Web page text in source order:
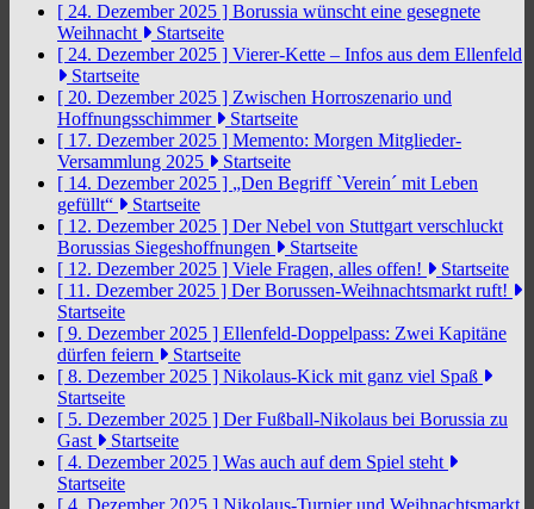
[ 24. Dezember 2025 ] Borussia wünscht eine gesegnete
Weihnacht
Startseite
[ 24. Dezember 2025 ] Vierer-Kette – Infos aus dem Ellenfeld
Startseite
[ 20. Dezember 2025 ] Zwischen Horroszenario und
Hoffnungsschimmer
Startseite
[ 17. Dezember 2025 ] Memento: Morgen Mitglieder-
Versammlung 2025
Startseite
[ 14. Dezember 2025 ] „Den Begriff `Verein´ mit Leben
gefüllt“
Startseite
[ 12. Dezember 2025 ] Der Nebel von Stuttgart verschluckt
Borussias Siegeshoffnungen
Startseite
[ 12. Dezember 2025 ] Viele Fragen, alles offen!
Startseite
[ 11. Dezember 2025 ] Der Borussen-Weihnachtsmarkt ruft!
Startseite
[ 9. Dezember 2025 ] Ellenfeld-Doppelpass: Zwei Kapitäne
dürfen feiern
Startseite
[ 8. Dezember 2025 ] Nikolaus-Kick mit ganz viel Spaß
Startseite
[ 5. Dezember 2025 ] Der Fußball-Nikolaus bei Borussia zu
Gast
Startseite
[ 4. Dezember 2025 ] Was auch auf dem Spiel steht
Startseite
[ 4. Dezember 2025 ] Nikolaus-Turnier und Weihnachtsmarkt